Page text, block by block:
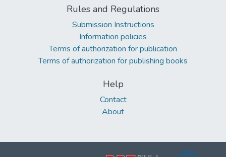
Rules and Regulations
Submission Instructions
Information policies
Terms of authorization for publication
Terms of authorization for publishing books
Help
Contact
About